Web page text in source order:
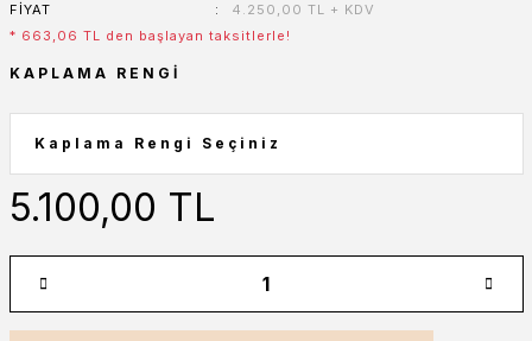
FIYAT
4.250,00 TL + KDV
* 663,06 TL den başlayan taksitlerle!
KAPLAMA RENGI
5.100,00 TL